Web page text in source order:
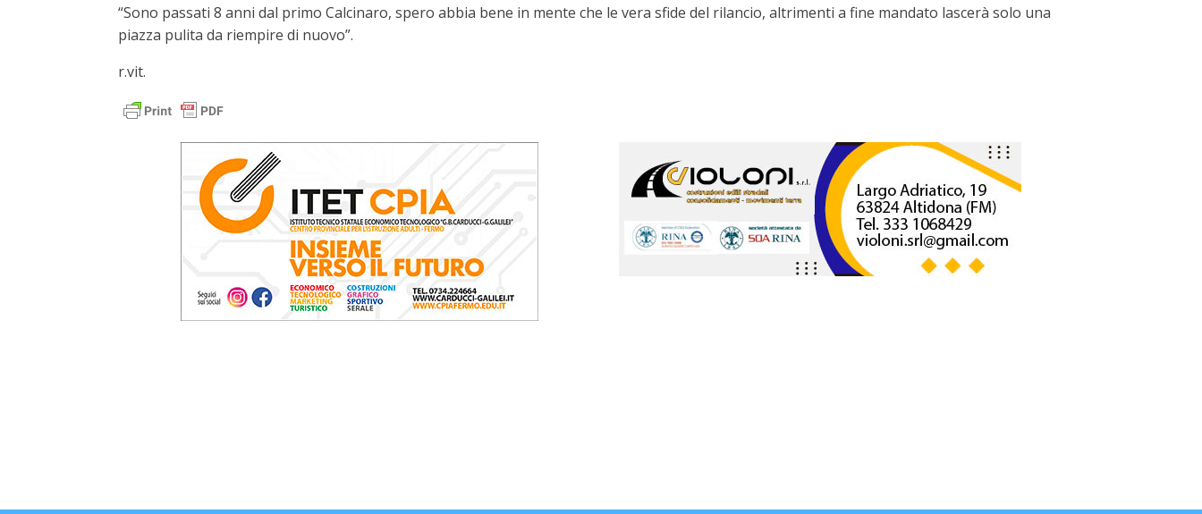
“Sono passati 8 anni dal primo Calcinaro, spero abbia bene in mente che le vera sfide del rilancio, altrimenti a fine mandato lascerà solo una
piazza pulita da riempire di nuovo”.
r.vit.